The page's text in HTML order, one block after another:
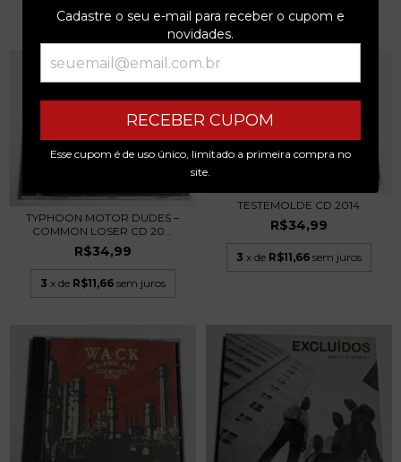
Cadastre o seu e-mail para receber o cupom e
novidades.
RECEBER CUPOM
Esse cupom é de uso único, limitado a primeira compra no
site.
x de
TYPHOON MOTOR DUDES –
COMMON LOSER CD 20...
R$34,99
3 x de R$11,66 sem juros
TESTEMOLDE CD 2014
R$34,99
3 x de R$11,66 sem juros